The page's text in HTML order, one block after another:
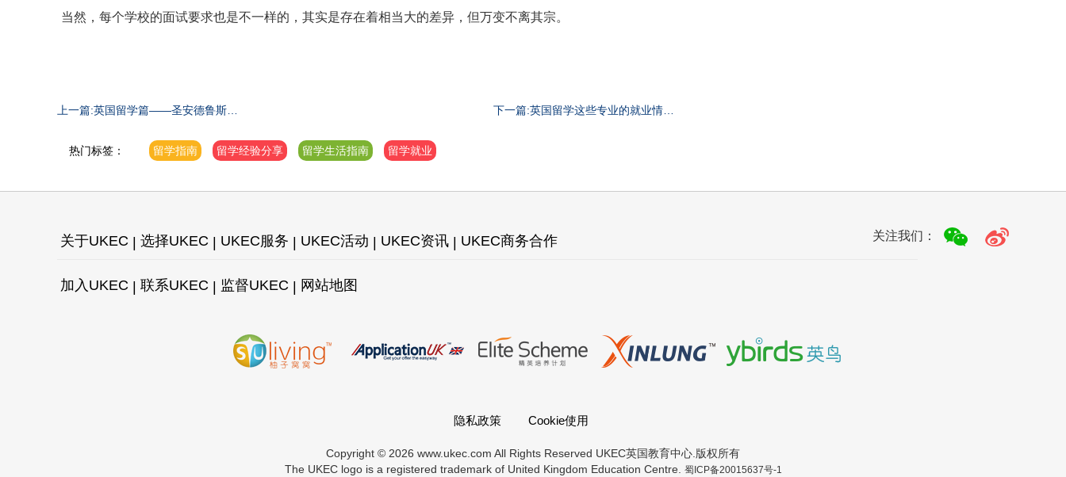
当然，每个学校的面试要求也是不一样的，其实是存在着相当大的差异，但万变不离其宗。
上一篇:英国留学篇——圣安德鲁斯大
下一篇:英国留学这些专业的就业情况
热门标签：
留学指南 留学经验分享 留学生活指南 留学就业
关注我们：
关于UKEC 选择UKEC UKEC服务 UKEC活动 UKEC资讯 UKEC商务合作
加入UKEC 联系UKEC 监督UKEC 网站地图
隐私政策 Cookie使用
Copyright © 2026 www.ukec.com All Rights Reserved UKEC英国教育中心.版权所有
The UKEC logo is a registered trademark of United Kingdom Education Centre. 蜀ICP备20015637号-1